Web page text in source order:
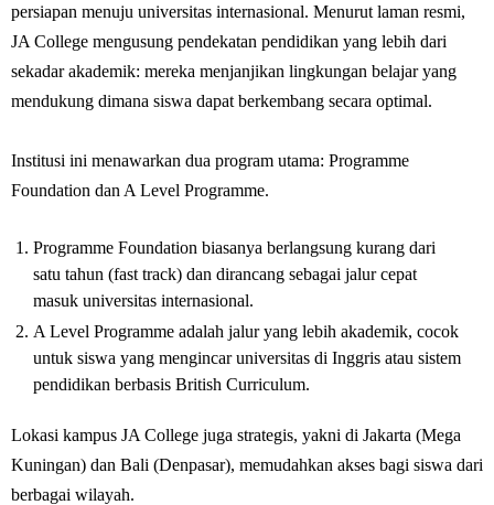
persiapan menuju universitas internasional. Menurut laman resmi,
JA College mengusung pendekatan pendidikan yang lebih dari
sekadar akademik: mereka menjanjikan lingkungan belajar yang
mendukung dimana siswa dapat berkembang secara optimal.
Institusi ini menawarkan dua program utama: Programme
Foundation dan A Level Programme.
Programme Foundation biasanya berlangsung kurang dari
satu tahun (fast track) dan dirancang sebagai jalur cepat
masuk universitas internasional.
A Level Programme adalah jalur yang lebih akademik, cocok
untuk siswa yang mengincar universitas di Inggris atau sistem
pendidikan berbasis British Curriculum.
Lokasi kampus JA College juga strategis, yakni di Jakarta (Mega
Kuningan) dan Bali (Denpasar), memudahkan akses bagi siswa dari
berbagai wilayah.